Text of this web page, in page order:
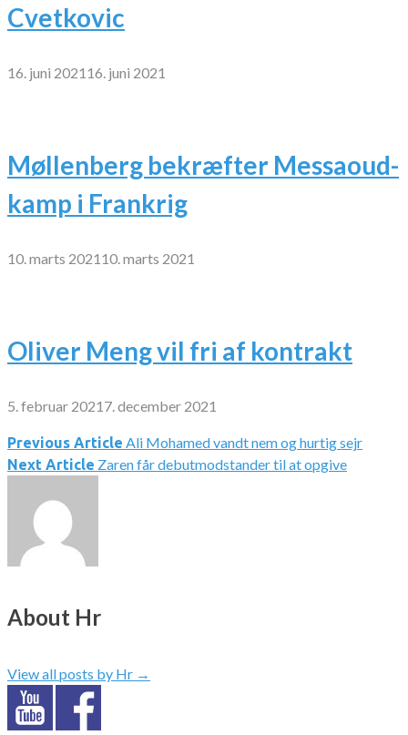
Cvetkovic
16. juni 2021 16. juni 2021
Møllenberg bekræfter Messaoud-
kamp i Frankrig
10. marts 2021 10. marts 2021
Oliver Meng vil fri af kontrakt
5. februar 2021 7. december 2021
Indlægsnavigation
Previous Article Ali Mohamed vandt nem og hurtig sejr
Next Article Zaren får debutmodstander til at opgive
About Hr
View all posts by Hr →